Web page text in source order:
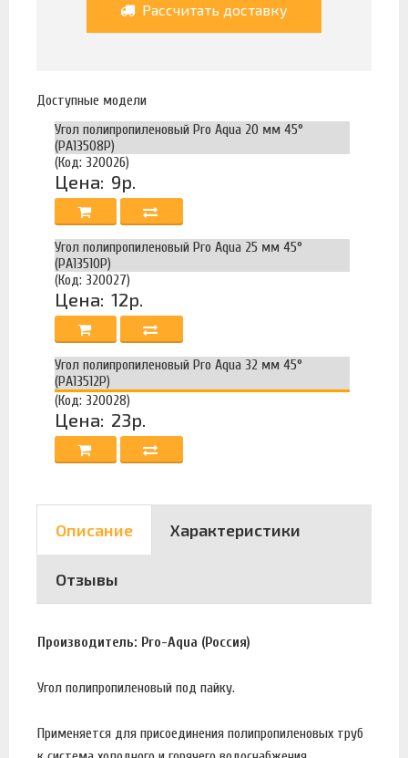
Рассчитать доставку
Доступные модели
Угол полипропиленовый Pro Aqua 20 мм 45°
(PA13508P)
(Код: 320026)
Цена: 9р.
Угол полипропиленовый Pro Aqua 25 мм 45°
(PA13510P)
(Код: 320027)
Цена: 12р.
Угол полипропиленовый Pro Aqua 32 мм 45°
(PA13512P)
(Код: 320028)
Цена: 23р.
Описание Характеристики
Отзывы
Производитель: Pro-Aqua (Россия)
Угол полипропиленовый под пайку.
Применяется для присоединения полипропиленовых труб